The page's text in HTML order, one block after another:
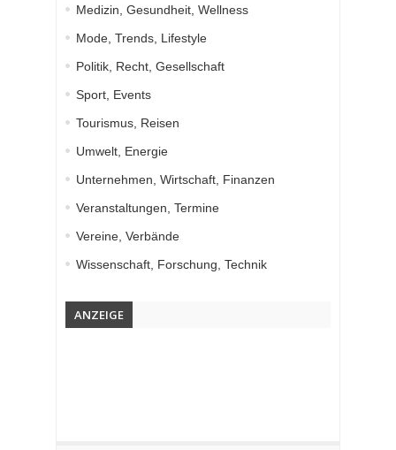
Medizin, Gesundheit, Wellness
Mode, Trends, Lifestyle
Politik, Recht, Gesellschaft
Sport, Events
Tourismus, Reisen
Umwelt, Energie
Unternehmen, Wirtschaft, Finanzen
Veranstaltungen, Termine
Vereine, Verbände
Wissenschaft, Forschung, Technik
ANZEIGE